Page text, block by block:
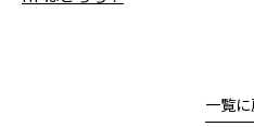
一覧に